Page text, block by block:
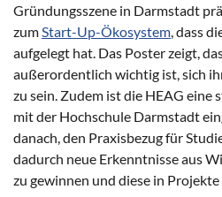
Gründungsszene in Darmstadt
zum Start-Up-Ökosystem , dass
aufgelegt hat. Das Poster zeigt,
außerordentlich wichtig ist, sich
zu sein. Zudem ist die HEAG
mit der Hochschule Darmstadt
danach, den Praxisbezug für
dadurch neue Erkenntnisse aus
zu gewinnen und diese in Projekte